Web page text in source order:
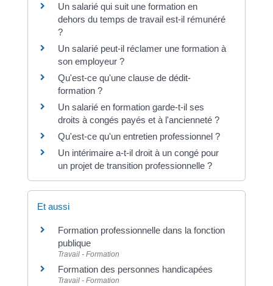
Un salarié qui suit une formation en
dehors du temps de travail est-il rémunéré
?
Un salarié peut-il réclamer une formation à
son employeur ?
Qu'est-ce qu'une clause de dédit-
formation ?
Un salarié en formation garde-t-il ses
droits à congés payés et à l'ancienneté ?
Qu'est-ce qu'un entretien professionnel ?
Un intérimaire a-t-il droit à un congé pour
un projet de transition professionnelle ?
Et aussi
Formation professionnelle dans la fonction
publique
Travail - Formation
Formation des personnes handicapées
Travail - Formation